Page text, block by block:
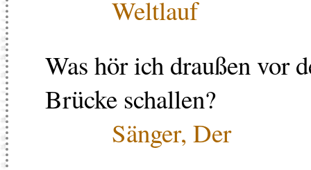
Weltlauf
Was hör ich draußen vor
Brücke schallen?
Sänger, Der